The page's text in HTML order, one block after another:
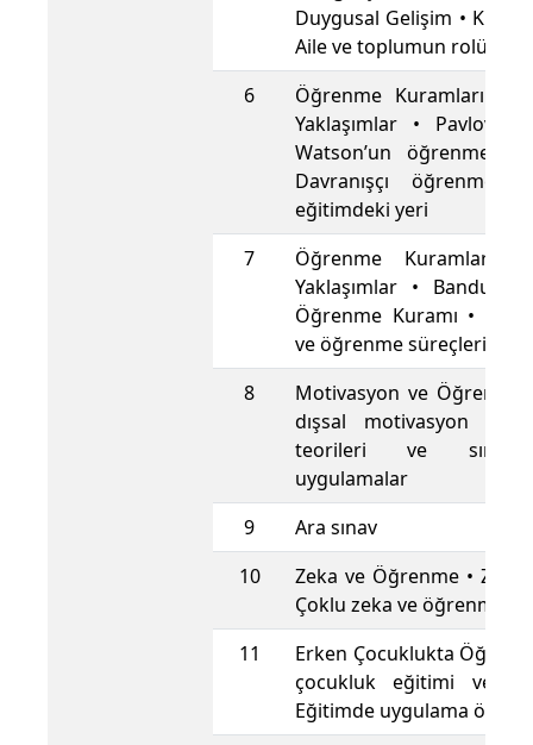
Duygusal Gelişim •
Aile ve toplumun rolü
6
Öğrenme Kuramları I:
Yaklaşımlar • Pavlov,
Watson’un öğrenme
Davranışçı öğrenme
eğitimdeki yeri
7
Öğrenme Kuramları
Yaklaşımlar • Bandura
Öğrenme Kuramı •
ve öğrenme süreçleri
8
Motivasyon ve Öğrenme
dışsal motivasyon •
teorileri ve sınıf
uygulamalar
9
Ara sınav
10
Zeka ve Öğrenme • Zeka
Çoklu zeka ve öğrenme
11
Erken Çocuklukta
çocukluk eğitimi ve
Eğitimde uygulama